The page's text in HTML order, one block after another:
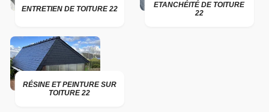
ENTRETIEN DE TOITURE 22
ETANCHÉITÉ DE TOITURE
22
RÉSINE ET PEINTURE SUR
TOITURE 22